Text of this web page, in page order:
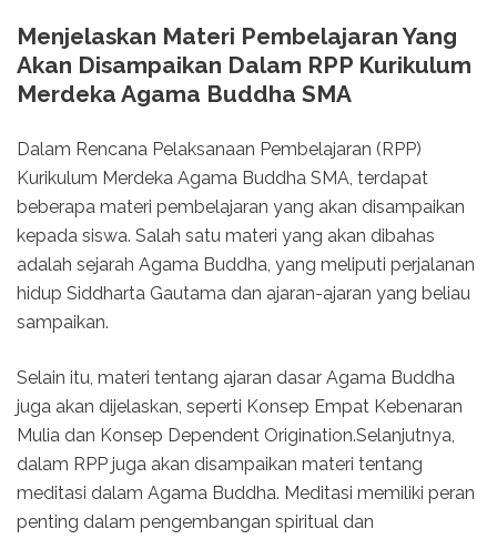
Menjelaskan Materi Pembelajaran Yang
Akan Disampaikan Dalam RPP Kurikulum
Merdeka Agama Buddha SMA
Dalam Rencana Pelaksanaan Pembelajaran (RPP)
Kurikulum Merdeka Agama Buddha SMA, terdapat
beberapa materi pembelajaran yang akan disampaikan
kepada siswa. Salah satu materi yang akan dibahas
adalah sejarah Agama Buddha, yang meliputi perjalanan
hidup Siddharta Gautama dan ajaran-ajaran yang beliau
sampaikan.
Selain itu, materi tentang ajaran dasar Agama Buddha
juga akan dijelaskan, seperti Konsep Empat Kebenaran
Mulia dan Konsep Dependent Origination.Selanjutnya,
dalam RPP juga akan disampaikan materi tentang
meditasi dalam Agama Buddha. Meditasi memiliki peran
penting dalam pengembangan spiritual dan